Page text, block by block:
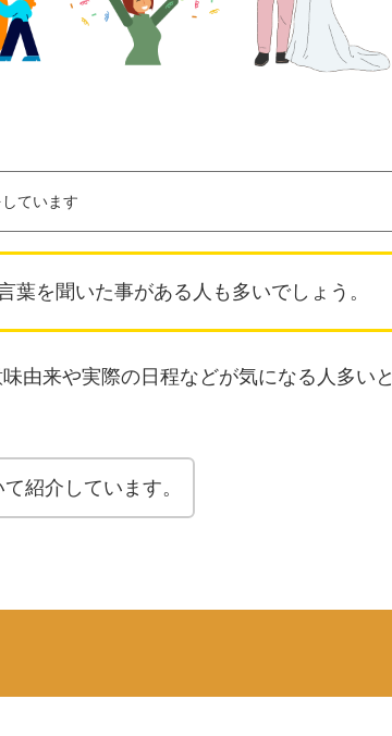
ています
を聞いた事がある人も多いでしょう。
由来や実際の日程などが気になる人多いと
紹介しています。